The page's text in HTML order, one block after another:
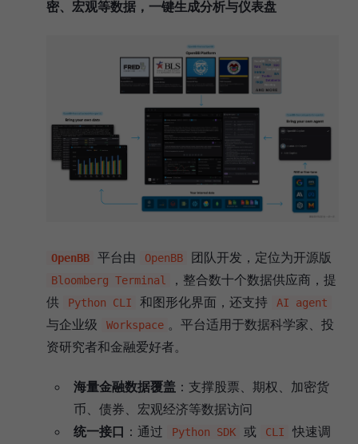
密、宏观等数据，一键生成分析与仪表盘
OpenBB 平台由 OpenBB 团队开发，定位为开源版
Bloomberg Terminal
，整合数十个数据供应商，提
供
Python CLI 和图形化界面，还支持 AI agent
与企业级 Workspace 。平台适用于数据科学家、投
资研究者和金融爱好者。
海量金融数据覆盖 ：支撑股票、期权、加密货
币、债券、宏观经济等数据访问
统一接口 ：通过 Python SDK 或 CLI
快速调